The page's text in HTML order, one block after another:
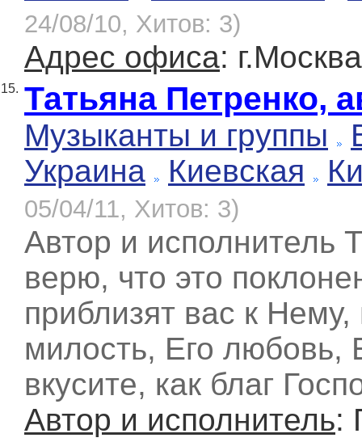
24/08/10, Хитов: 3)
Адрес офиса:
15. Татьяна Петренко,
Музыканты и группы
Украина
Киевская
05/04/11, Хитов: 3)
Автор и исполнитель
верю, что это
приблизят вас к
милость, Его любовь,
вкусите, как благ
Автор и исполнитель: